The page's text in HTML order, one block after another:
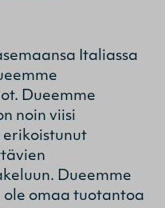
Italiassa
Dueemme
noin viisi
erikoistunut
Dueemme
omaa tuotantoa